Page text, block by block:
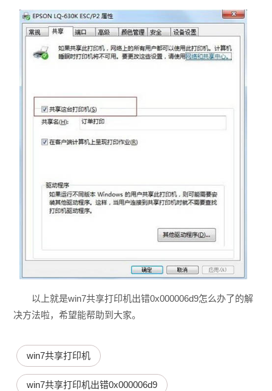
以上就是win7共享打印机出错0x000006d9怎么办了的解
决方法啦，希望能帮助到大家。
win7共享打印机
win7共享打印机出错0x000006d9